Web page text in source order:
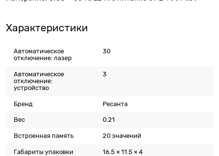
Характеристики
Автоматическое
отключение: лазер
30
Автоматическое
отключение:
устройство
3
Бренд Ресанта
Вес 0.21
Встроенная память 20 значений
Габариты упаковки 16.5 × 11.5 × 4